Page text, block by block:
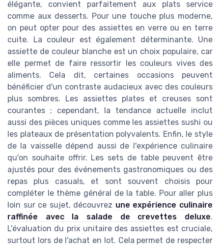
élégante, convient parfaitement aux plats service
comme aux desserts. Pour une touche plus moderne,
on peut opter pour des assiettes en verre ou en terre
cuite. La couleur est également déterminante. Une
assiette de couleur blanche est un choix populaire, car
elle permet de faire ressortir les couleurs vives des
aliments. Cela dit, certaines occasions peuvent
bénéficier d'un contraste audacieux avec des couleurs
plus sombres. Les assiettes plates et creuses sont
courantes ; cependant, la tendance actuelle inclut
aussi des pièces uniques comme les assiettes sushi ou
les plateaux de présentation polyvalents. Enfin, le style
de la vaisselle dépend aussi de l'expérience culinaire
qu'on souhaite offrir. Les sets de table peuvent être
ajustés pour des événements gastronomiques ou des
repas plus casuals, et sont souvent choisis pour
compléter le thème général de la table. Pour aller plus
loin sur ce sujet, découvrez une expérience culinaire
raffinée avec la salade de crevettes deluxe.
L'évaluation du prix unitaire des assiettes est cruciale,
surtout lors de l'achat en lot. Cela permet de respecter